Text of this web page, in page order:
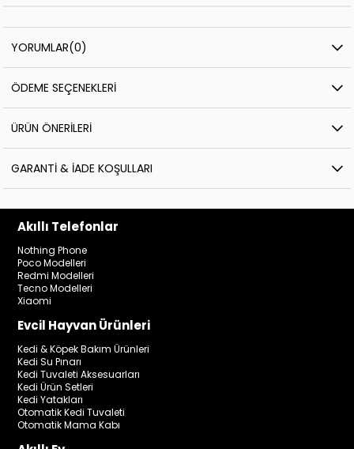
YORUMLAR(0)
ÖDEME SEÇENEKLERI
ÜRÜN ÖNERILERI
GARANTI & İADE KOŞULLARI
Akıllı Telefonlar
Nothing Phone
Poco Modelleri
Redmi Modelleri
Tecno Modelleri
Xiaomi
Evcil Hayvan Ürünleri
Kedi & Köpek Bakım Ürünleri
Kedi Su Pınarı
Kedi Tuvaleti Aksesuarları
Kedi Ürün Setleri
Kedi Yatakları
Otomatik Kedi Tuvaleti
Otomatik Mama Kabı